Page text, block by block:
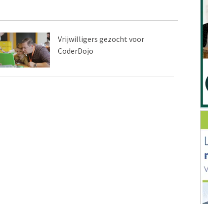
Vrijwilligers gezocht voor
CoderDojo